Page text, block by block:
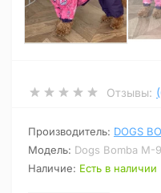
Отзывы:
Производитель: DOGS
Модель: Dogs Bomba M-
Наличие: Есть в наличии